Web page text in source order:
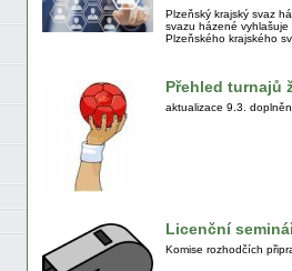
Plzeňský krajský svaz
svazu házené
Plzeňského krajského
Přehled turnajů
aktualizace 9.3.
Licenční
Komise rozhodčích